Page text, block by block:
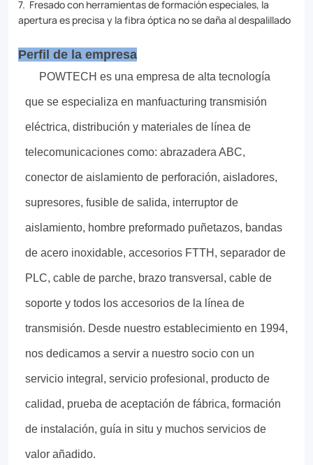
the
perfect
addition
your
fiber
optic
toolkit.
7. Fresado con herramientas de formación especiales, la
apertura es precisa y la fibra óptica no se daña al despalillado
Perfil de la empresa
POWTECH es una empresa de alta tecnología
que se especializa en manfuacturing transmisión
eléctrica, distribución y materiales de línea de
telecomunicaciones como: abrazadera ABC,
conector de aislamiento de perforación, aisladores,
supresores, fusible de salida, interruptor de
aislamiento, hombre preformado puñetazos, bandas
de acero inoxidable, accesorios FTTH, separador de
PLC, cable de parche, brazo transversal, cable de
soporte y todos los accesorios de la línea de
transmisión. Desde nuestro establecimiento en 1994,
nos dedicamos a servir a nuestro socio con un
servicio integral, servicio profesional, producto de
calidad, prueba de aceptación de fábrica, formación
de instalación, guía in situ y muchos servicios de
valor añadido.